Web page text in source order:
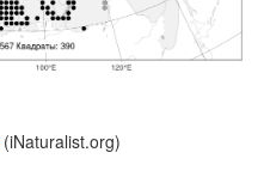
(iNaturalist.org)